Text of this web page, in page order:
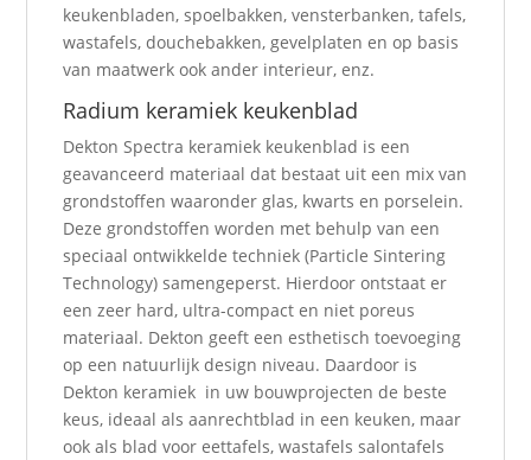
keukenbladen, spoelbakken, vensterbanken, tafels,
wastafels, douchebakken, gevelplaten en op basis
van maatwerk ook ander interieur, enz.
Radium keramiek keukenblad
Dekton Spectra keramiek keukenblad is een
geavanceerd materiaal dat bestaat uit een mix van
grondstoffen waaronder glas, kwarts en porselein.
Deze grondstoffen worden met behulp van een
speciaal ontwikkelde techniek (Particle Sintering
Technology) samengeperst. Hierdoor ontstaat er
een zeer hard, ultra-compact en niet poreus
materiaal. Dekton geeft een esthetisch toevoeging
op een natuurlijk design niveau. Daardoor is
Dekton keramiek in uw bouwprojecten de beste
keus, ideaal als aanrechtblad in een keuken, maar
ook als blad voor eettafels, wastafels salontafels